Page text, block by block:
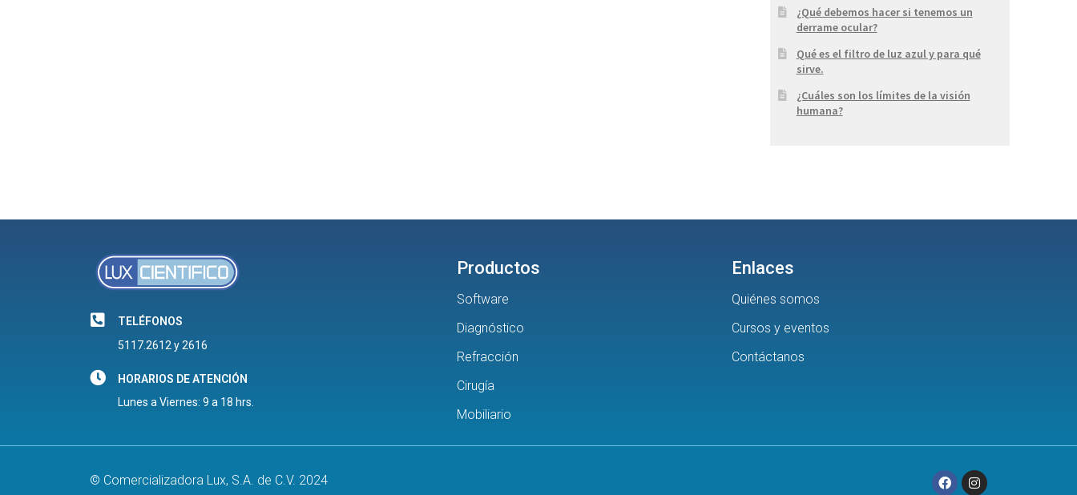
¿Qué debemos hacer si tenemos un
derrame ocular?
Qué es el filtro de luz azul y para qué
sirve.
¿Cuáles son los límites de la visión
humana?
TELÉFONOS
5117.2612 y 2616
HORARIOS DE ATENCIÓN
Lunes a Viernes: 9 a 18 hrs.
Productos
Software
Diagnóstico
Refracción
Cirugía
Mobiliario
Enlaces
Quiénes somos
Cursos y eventos
Contáctanos
© Comercializadora Lux, S.A. de C.V. 2024